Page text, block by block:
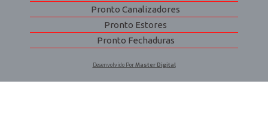
Pronto Canalizadores
Pronto Estores
Pronto Fechaduras
Desenvolvido PorMaster Digital